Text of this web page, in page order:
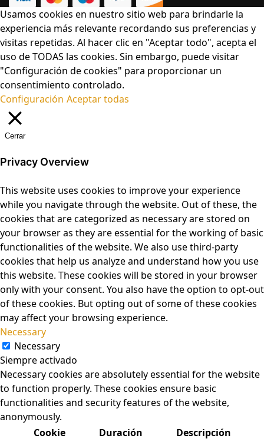
Usamos cookies en nuestro sitio web para brindarle la
experiencia más relevante recordando sus preferencias y
visitas repetidas. Al hacer clic en "Aceptar todo", acepta el
uso de TODAS las cookies. Sin embargo, puede visitar
"Configuración de cookies" para proporcionar un
consentimiento controlado.
Configuración Aceptar todas
Cerrar
Privacy Overview
This website uses cookies to improve your experience
while you navigate through the website. Out of these, the
cookies that are categorized as necessary are stored on
your browser as they are essential for the working of basic
functionalities of the website. We also use third-party
cookies that help us analyze and understand how you use
this website. These cookies will be stored in your browser
only with your consent. You also have the option to opt-out
of these cookies. But opting out of some of these cookies
may affect your browsing experience.
Necessary
Necessary
Siempre activado
Necessary cookies are absolutely essential for the website
to function properly. These cookies ensure basic
functionalities and security features of the website,
anonymously.
Cookie
Duración Descripción